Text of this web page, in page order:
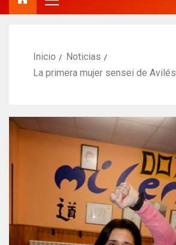
Inicio
Noticias
La primera mujer sensei de Avilés